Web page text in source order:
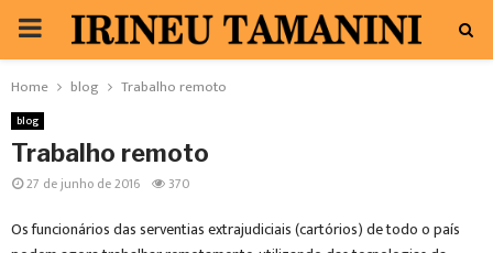
PRIMARY
MENU
Home blog Trabalho remoto
blog
Trabalho remoto
27 de junho de 2016 370
Os funcionários das serventias extrajudiciais (cartórios) de todo o país